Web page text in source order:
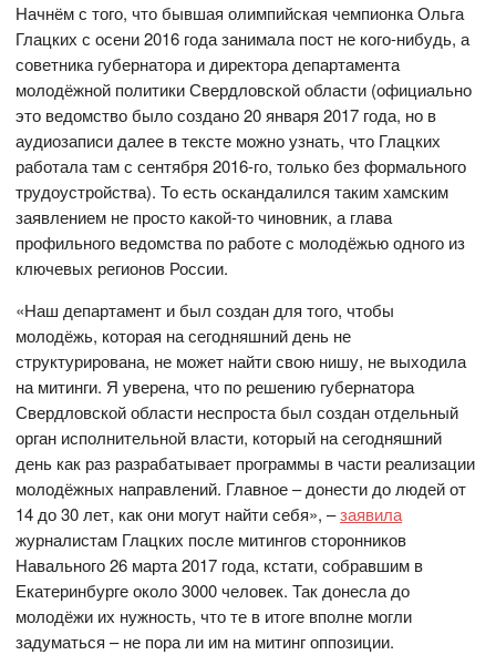
Начнём с того, что бывшая олимпийская чемпионка Ольга
Глацких с осени 2016 года занимала пост не кого-нибудь, а
советника губернатора и директора департамента
молодёжной политики Свердловской области (официально
это ведомство было создано 20 января 2017 года, но в
аудиозаписи далее в тексте можно узнать, что Глацких
работала там с сентября 2016-го, только без формального
трудоустройства). То есть оскандалился таким хамским
заявлением не просто какой-то чиновник, а глава
профильного ведомства по работе с молодёжью одного из
ключевых регионов России.
«Наш департамент и был создан для того, чтобы
молодёжь, которая на сегодняшний день не
структурирована, не может найти свою нишу, не выходила
на митинги. Я уверена, что по решению губернатора
Свердловской области неспроста был создан отдельный
орган исполнительной власти, который на сегодняшний
день как раз разрабатывает программы в части реализации
молодёжных направлений. Главное – донести до людей от
14 до 30 лет, как они могут найти себя», –заявила
журналистам Глацких после митингов сторонников
Навального 26 марта 2017 года, кстати, собравшим в
Екатеринбурге около 3000 человек. Так донесла до
молодёжи их нужность, что те в итоге вполне могли
задуматься – не пора ли им на митинг оппозиции.